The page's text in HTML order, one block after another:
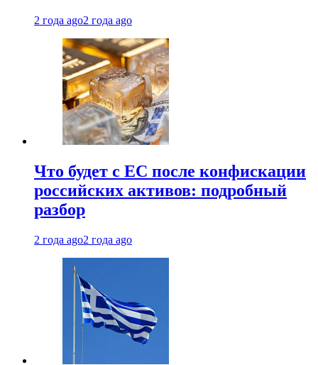
2 года ago2 года ago
Что будет с ЕС после конфискации
российских активов: подробный
разбор
2 года ago2 года ago